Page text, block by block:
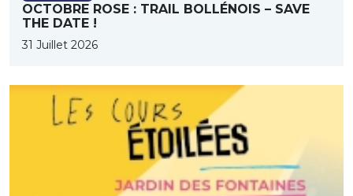
OCTOBRE ROSE : TRAIL BOLLÉNOIS – SAVE
THE DATE !
31 Juillet 2026